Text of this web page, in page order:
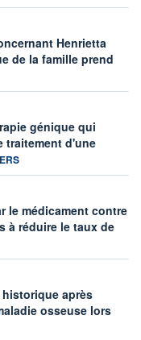
Henrietta
de la famille prend
génique qui
traitement d'une
fournie par
le médicament contre
à réduire le taux de
après
osseuse lors
par